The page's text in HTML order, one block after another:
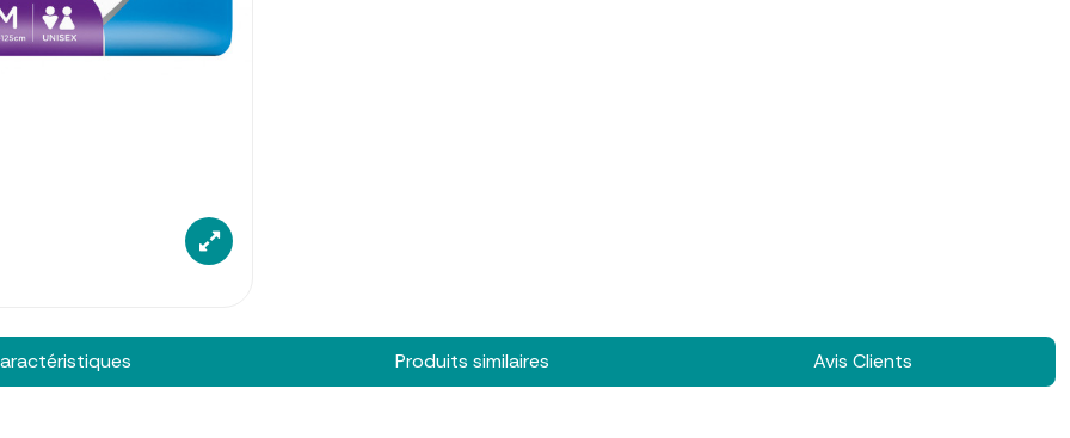
Produits similaires Avis Clients